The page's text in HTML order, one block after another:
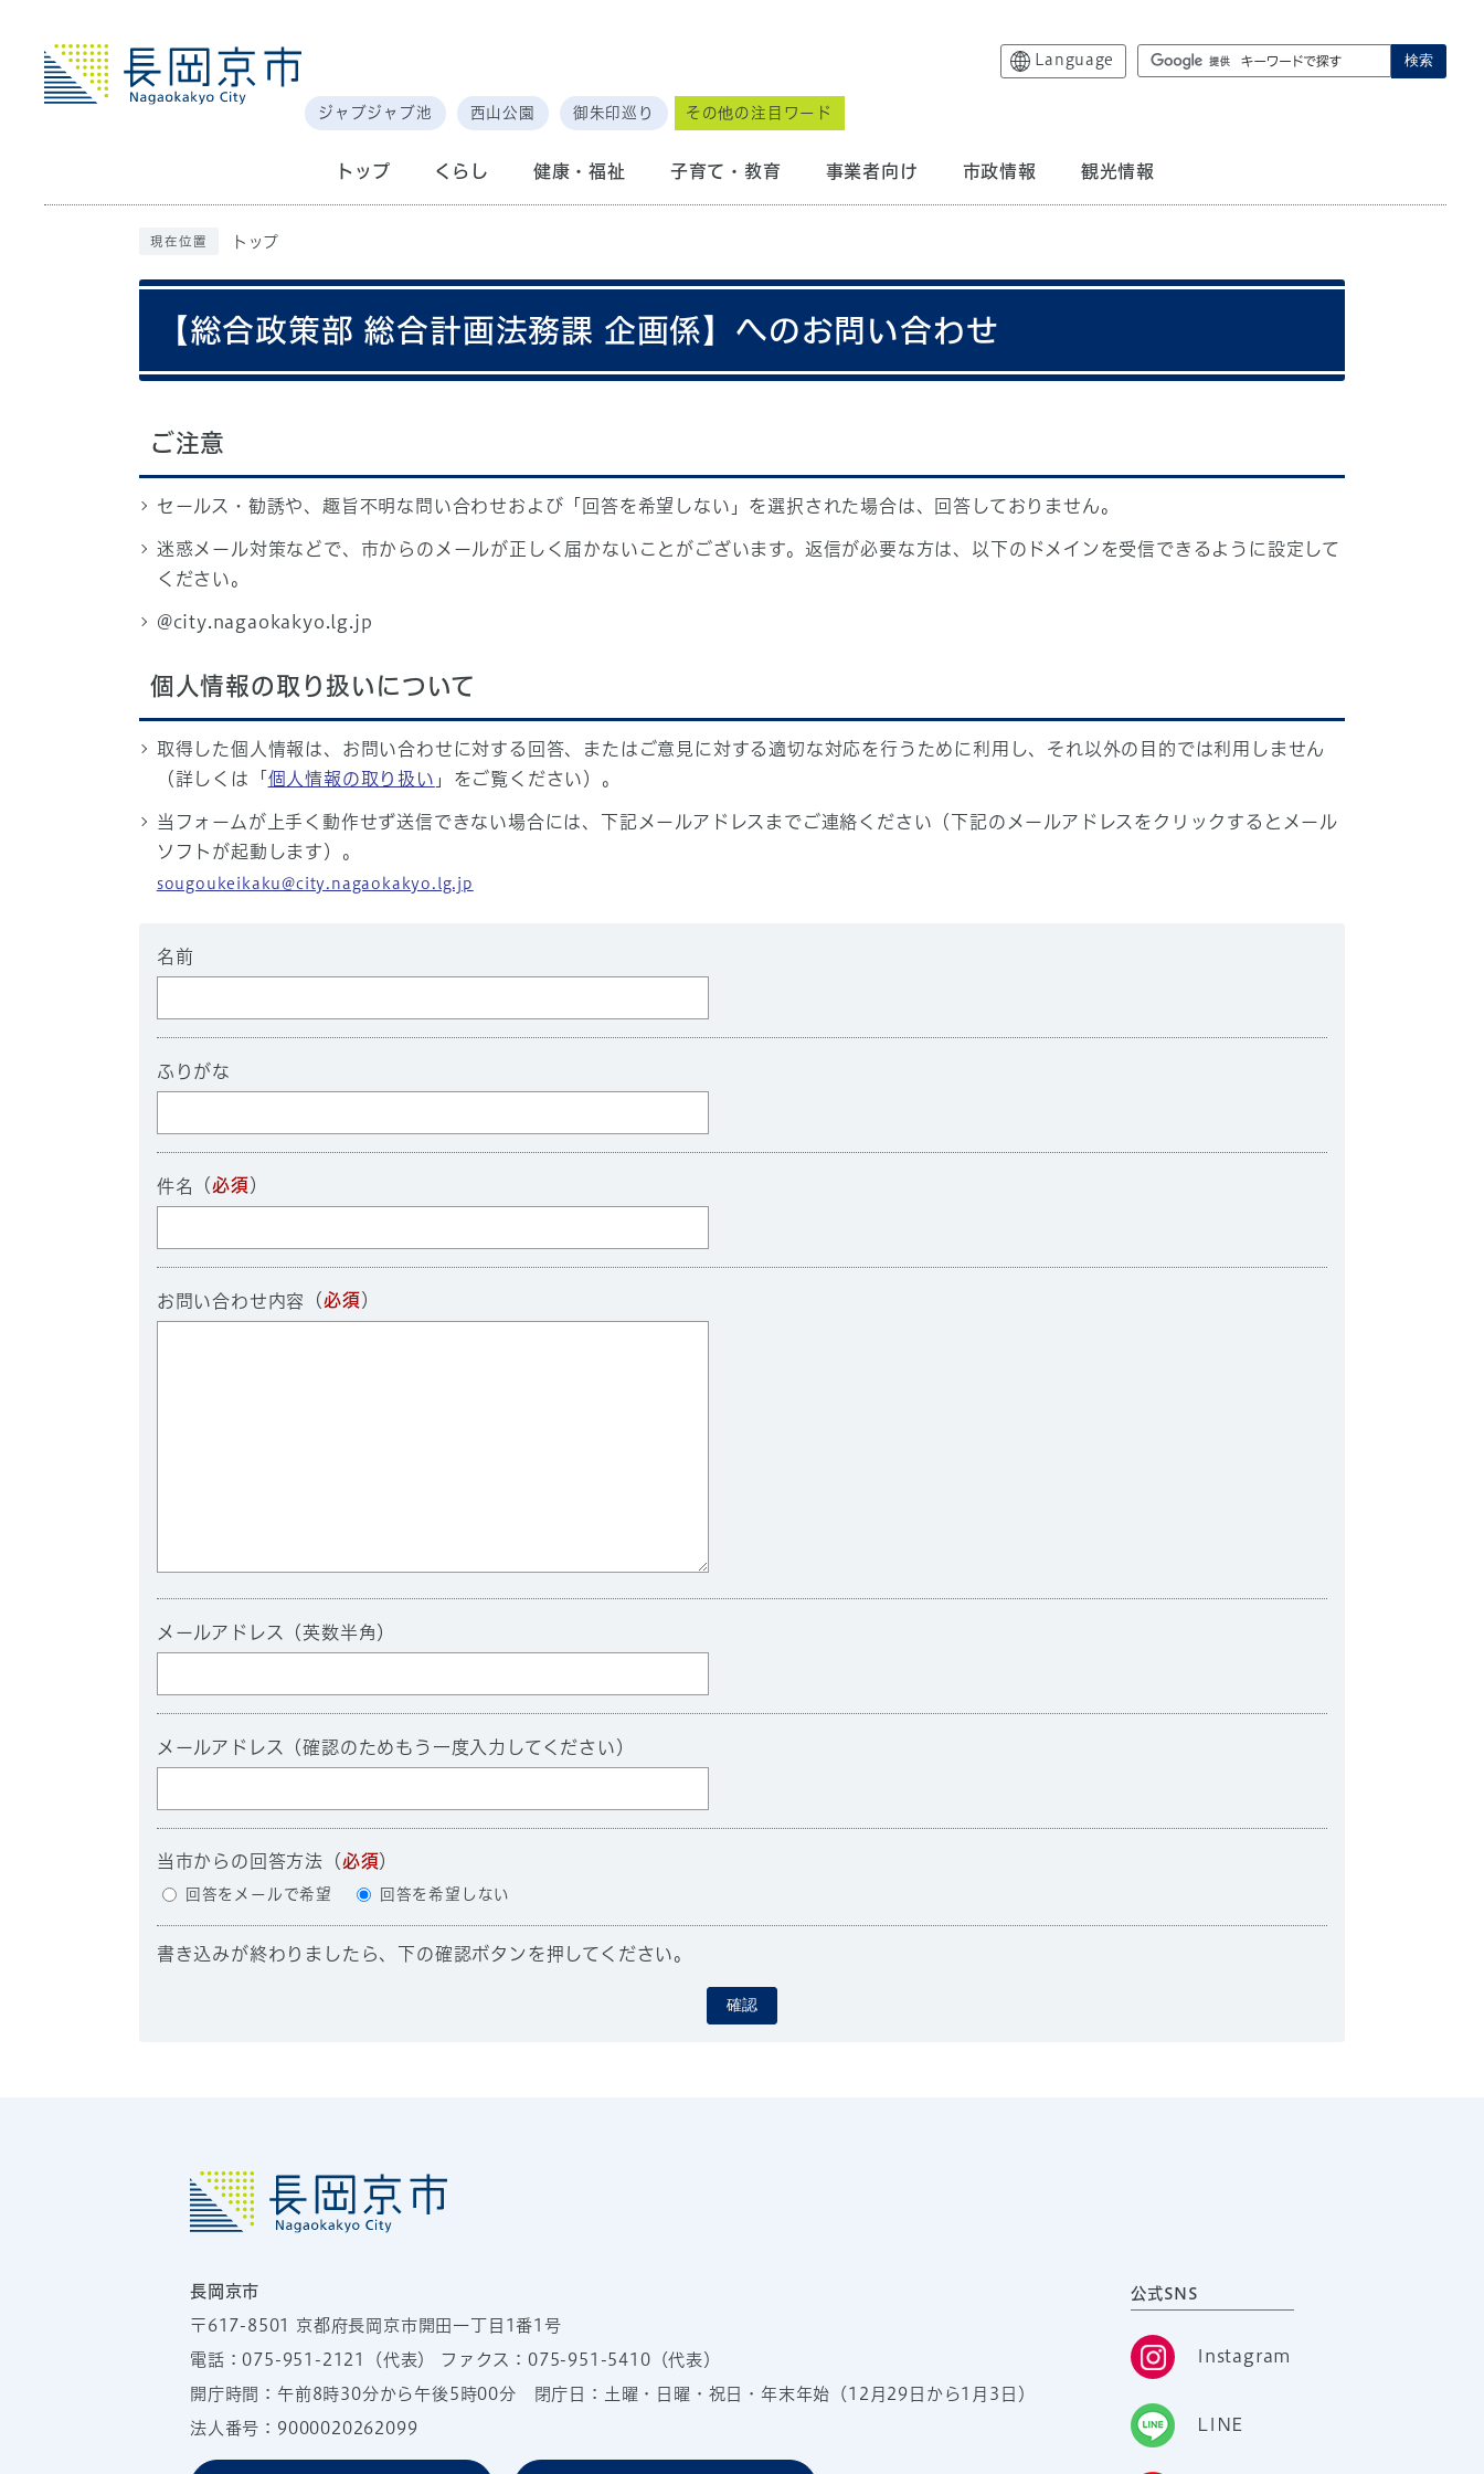
Language 検索
ジャブジャブ池 西山公園 御朱印巡り その他の注目ワード
トップ くらし 健康・福祉 子育て・教育 事業者向け 市政情報 観光情報
現在位置 トップ
【総合政策部 総合計画法務課 企画係】へのお問い合わせ
ご注意
セールス・勧誘や、趣旨不明な問い合わせおよび「回答を希望しない」を選択された場合は、回答しておりません。
迷惑メール対策などで、市からのメールが正しく届かないことがございます。返信が必要な方は、以下のドメインを受信できるように設定して
ください。
@city.nagaokakyo.lg.jp
個人情報の取り扱いについて
取得した個人情報は、お問い合わせに対する回答、またはご意見に対する適切な対応を行うために利用し、それ以外の目的では利用しません
（詳しくは「 個人情報の取り扱い 」をご覧ください）。
当フォームが上手く動作せず送信できない場合には、下記メールアドレスまでご連絡ください（下記のメールアドレスをクリックするとメール
ソフトが起動します）。
sougoukeikaku@city.nagaokakyo.lg.jp
名前
ふりがな
件名 （必須 ）
お問い合わせ内容 （必須 ）
メールアドレス（英数半角）
メールアドレス（確認のためもう一度入力してください）
当市からの回答方法 （必須）
回答をメールで希望 回答を希望しない
書き込みが終わりましたら、下の確認ボタンを押してください。
確認
長岡京市
〒617-8501 京都府長岡京市開田一丁目1番1号
電話：075-951-2121 （代表） ファクス：075-951-5410（代表）
開庁時間：午前8時30分から午後5時00分 閉庁日：土曜・日曜・祝日・年末年始（12月29日から1月3日）
法人番号：9000020262099
公式SNS
Instagram
LINE